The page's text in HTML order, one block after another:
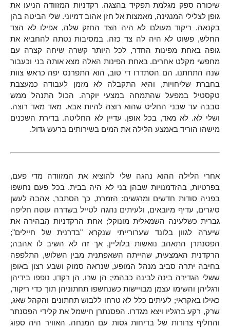
שיכורה ספק מגלמת תפקיד בהצגה. רקדניות המזוודה הניעו את
גופן לצלילי המנגינה, מאמצות אל חזן אהוב דמיוני. שלי הביטה בהן
בקנאה. ריקוד מעולם לא היה הצד החזק שלה, אפילו לא הצד
החלש, פשוט לא היה לה צד כזה. במסיבות נטתה להחביא את
גופה באחת מפינות החדר, לכל היותר קשרה שיחה קצרה עם
מחפשי מקלט אחרים. באחת הפינות האלה מצא אותה בני וכעבור
שנה התחתנו. הם הסתדרו די טוב, הוא התפרנס יפה כראש צוות
בחברת שליחויות, והיא התקבלה לא מזמן לעבודה כמעצבת
טקסטיל במפעל שהתמחה במצעי יוקרה. הכול התנהל ממש
סבבה עד שבני החליט שהוא רוצה להיות אבא. מאד מאד רוצה.
ושלי לא. לא מאד, בכל אופן. עדיין לא החליטה. בדירת השכנים
מישהו הוריד באמצע הלילה את המים בשירותים ברעש גדול.
אחרי הלילה ההוא נהגה שלי להוציא את המזוודה מדי פעם,
בפרטיות, בהזדמנויות שבהן בני לא היה בבית. בכל פעם נחשפו
בפניה סודות חדשים ומרגשים: הזמרת, כך הסתבר, אהבה לעשן
סיגרים, עדיף מיובאים, ולעיתים נהגה לטייל בשדרה עוטה חליפה
גברית כשלעינה השמאלית מונוקל; אחת הרקדניות הִבהירה את
שיערה לגוון בלונד שערורייתי שנקרא "בדרנית של חיילים";
הפסנתרן התאהב נואשות בלוליין, אך זה לא השיב לו אהבה;
הרקדנית האמצעית, שהייתה השאפתנית מבין השלוש, התלפפה
בחיבה יתרה סביב מנהל המופע, שנראה סמוק ושבע רצון באופן
ששלי הגדירה בינה לבינה כבהמי; הן שרו, הן רקדו, נופפו בידיהן
ורגליהן והשימו עצמן מבויישות כשנחשפו תחתוניהן תוך כדי ריקוד,
כאילו באקראי; לעיתים כלל לא טרחו ללבוש תחתונים והקהל שאג,
שרק, רקע ברגליו ויצא מגדרו. הפסנתרן חישמל את קלידי הפסנתר
והחליף צרורות של בדיחות גסות עם המנחה. האוויר היה ספוג